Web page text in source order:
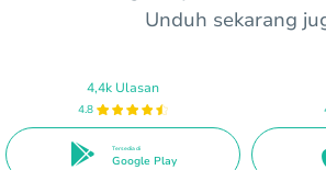
Unduh sekarang
4,4k Ulasan
4.8
Tersedia di
Google Play